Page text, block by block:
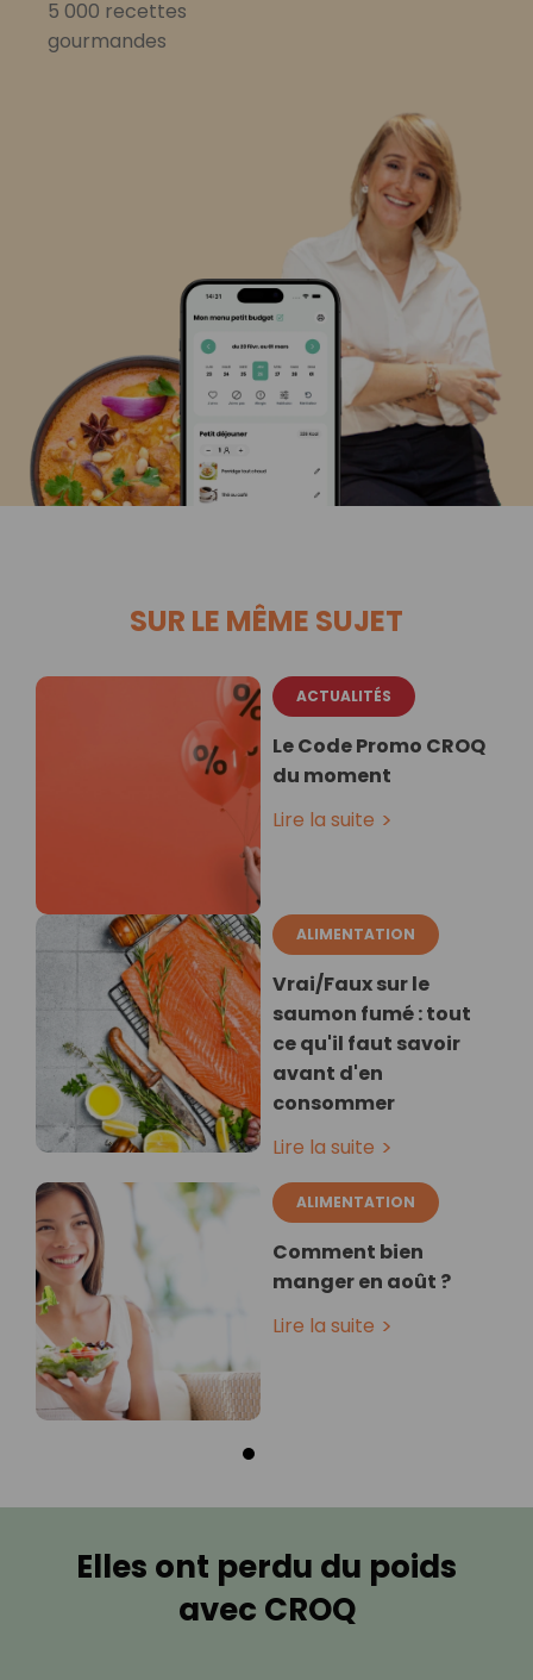
5 000 recettes
gourmandes
SUR LE MÊME SUJET
ACTUALITÉS
Le Code Promo CROQ
du moment
Lire la suite
ALIMENTATION
Vrai/Faux sur le
saumon fumé : tout
ce qu'il faut savoir
avant d'en
consommer
Lire la suite
ALIMENTATION
Comment bien
manger en août ?
Lire la suite
Elles ont perdu du poids
avec CROQ